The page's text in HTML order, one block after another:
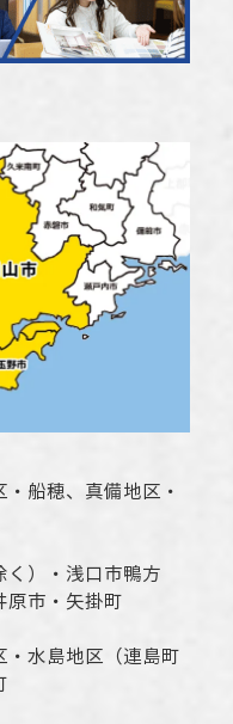
・船穂、真備地区・
） ・ 浅口市鴨方
原市 ・矢掛町
・水島地区（連島町